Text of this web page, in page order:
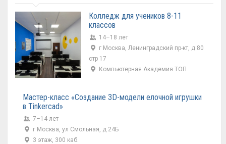
Колледж для учеников 8-11
классов
14–18 лет
г Москва, Ленинградский пр-кт, д 80
стр 17
Компьютерная Академия ТОП
Мастер-класс «Создание 3D-модели елочной игрушки
в Tinkercad»
7–14 лет
г Москва, ул Смольная, д 24Б
3 этаж, 300 каб.